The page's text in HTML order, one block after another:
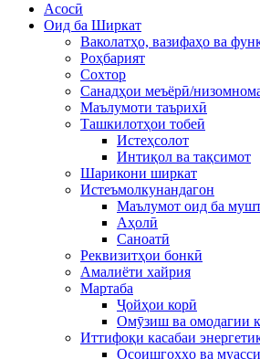
Асосӣ
Оид ба Ширкат
Ваколатҳо, вазифаҳо ва
Роҳбарият
Сохтор
Санадҳои меъёрӣ/
Маълумоти таърихӣ
Ташкилотҳои тобеӣ
Истеҳсолот
Интиқол ва тақсимот
Шарикони ширкат
Истеъмолкунандагон
Маълумот оид ба
Аҳолӣ
Саноатӣ
Реквизитҳои бонкӣ
Амалиёти хайрия
Мартаба
Ҷойҳои корӣ
Омӯзиш ва омодагии
Иттифоқи касабаи
Осоишгоҳҳо ва